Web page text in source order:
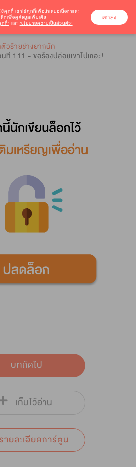
วร้ายช่างยากนัก
ที่ 111 - ขอร้องปล่อยเขาไปเถอะ!
บทถัดไป
เก็บไว้อ่าน
รายละเอียดการ์ตูน
ช้คุกกี้ เราใช้คุกกี้เพื่อนำเสนอเนื้อหาและ
กเพื่อดูข้อมูลเพิ่มเติม
กี้’ และ ‘นโยบายความเป็นส่วนตัว’
ตกลง